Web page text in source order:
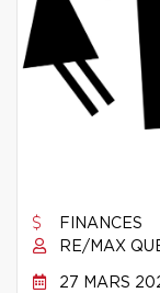
FINANCES
RE/MAX
27 MARS